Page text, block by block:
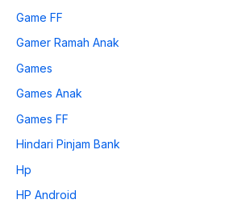
Game FF
Gamer Ramah Anak
Games
Games Anak
Games FF
Hindari Pinjam Bank
Hp
HP Android